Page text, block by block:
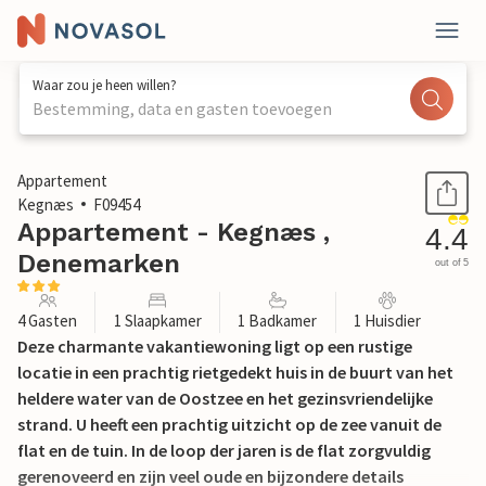
Waar zou je heen willen?
Bestemming, data en gasten toevoegen
1 / 14
Appartement
Kegnæs
F09454
Appartement - Kegnæs ,
Denemarken
4.4
out of 5
4 Gasten 1 Slaapkamer 1 Badkamer 1 Huisdier
Deze charmante vakantiewoning ligt op een rustige
locatie in een prachtig rietgedekt huis in de buurt van het
heldere water van de Oostzee en het gezinsvriendelijke
strand. U heeft een prachtig uitzicht op de zee vanuit de
flat en de tuin. In de loop der jaren is de flat zorgvuldig
gerenoveerd en zijn veel oude en bijzondere details